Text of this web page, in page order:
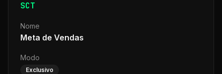
SCT
Nome
Meta de Vendas
Modo
Exclusivo